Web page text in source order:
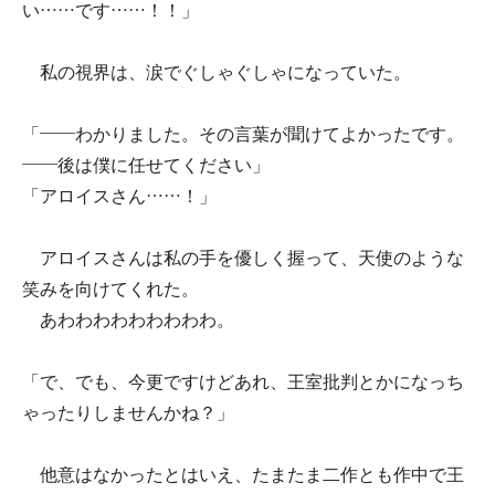
い……です……！！」
私の視界は、涙でぐしゃぐしゃになっていた。
「――わかりました。その言葉が聞けてよかったです。
――後は僕に任せてください」
「アロイスさん……！」
アロイスさんは私の手を優しく握って、天使のような
笑みを向けてくれた。
あわわわわわわわわわ。
「で、でも、今更ですけどあれ、王室批判とかになっち
ゃったりしませんかね？」
他意はなかったとはいえ、たまたま二作とも作中で王